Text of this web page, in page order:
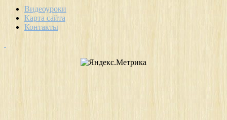
Видеоуроки
Карта сайта
Контакты